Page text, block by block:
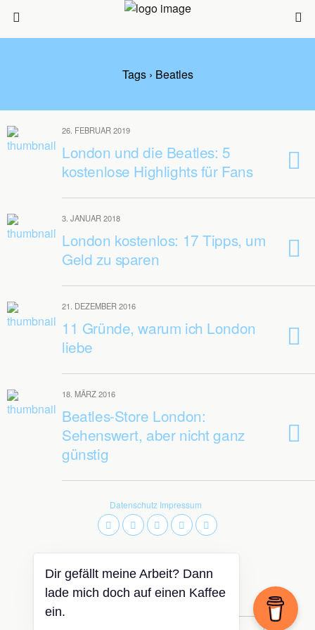
Tags › Beatles
26. FEBRUAR 2019
London und die Beatles: 5
kostenlose Highlights für Fans
3. JANUAR 2018
London kostenlos: 17 Tipps, um
Geld zu sparen
21. DEZEMBER 2016
11 Gründe, warum ich London
liebe
18. MÄRZ 2016
Beatles-Store London:
Sehenswert, aber nicht ganz
günstig
Datenschutz Impressum
Zum Seitenanfang
Dir gefällt meine Arbeit? Dann
lade mich doch auf einen Kaffee
ein.